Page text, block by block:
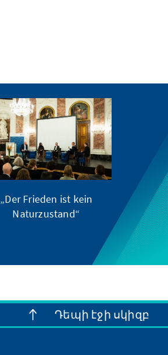
„Der Frieden ist kein
Naturzustand“
Դեպի էջի սկիզբ